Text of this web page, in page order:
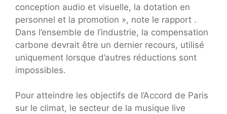
conception audio et visuelle, la dotation en
personnel et la promotion », note le rapport .
Dans l’ensemble de l’industrie, la compensation
carbone devrait être un dernier recours, utilisé
uniquement lorsque d’autres réductions sont
impossibles.
Pour atteindre les objectifs de l’Accord de Paris
sur le climat, le secteur de la musique live